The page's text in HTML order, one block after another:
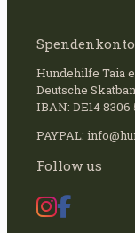
Spendenkonto
Hundehilfe Taia
Deutsche
IBAN: DE14
PAYPAL:
Follow us